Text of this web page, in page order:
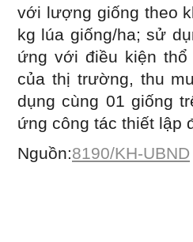
với lượng giống theo
kg lúa giống/ha; sử
ứng với điều kiện
của thị trường, thu
dụng cùng 01 giống
ứng công tác thiết lập
Nguồn:8190/KH-UBND